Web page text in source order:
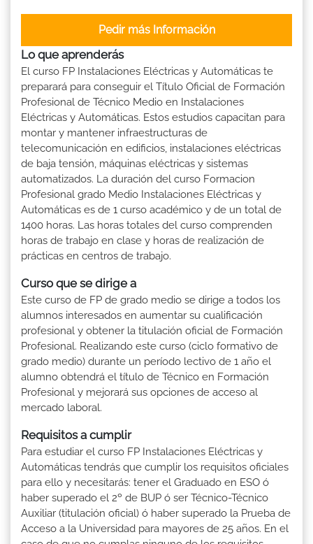
Pedir más Información
Lo que aprenderás
El curso FP Instalaciones Eléctricas y Automáticas te
preparará para conseguir el Título Oficial de Formación
Profesional de Técnico Medio en Instalaciones
Eléctricas y Automáticas. Estos estudios capacitan para
montar y mantener infraestructuras de
telecomunicación en edificios, instalaciones eléctricas
de baja tensión, máquinas eléctricas y sistemas
automatizados. La duración del curso Formacion
Profesional grado Medio Instalaciones Eléctricas y
Automáticas es de 1 curso académico y de un total de
1400 horas. Las horas totales del curso comprenden
horas de trabajo en clase y horas de realización de
prácticas en centros de trabajo.
Curso que se dirige a
Este curso de FP de grado medio se dirige a todos los
alumnos interesados en aumentar su cualificación
profesional y obtener la titulación oficial de Formación
Profesional. Realizando este curso (ciclo formativo de
grado medio) durante un período lectivo de 1 año el
alumno obtendrá el título de Técnico en Formación
Profesional y mejorará sus opciones de acceso al
mercado laboral.
Requisitos a cumplir
Para estudiar el curso FP Instalaciones Eléctricas y
Automáticas tendrás que cumplir los requisitos oficiales
para ello y necesitarás: tener el Graduado en ESO ó
haber superado el 2º de BUP ó ser Técnico-Técnico
Auxiliar (titulación oficial) ó haber superado la Prueba de
Acceso a la Universidad para mayores de 25 años. En el